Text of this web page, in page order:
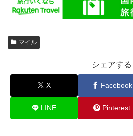
マイル
シェアする
X Facebook
LINE Pinterest